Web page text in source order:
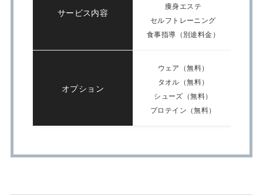
サービス内容
痩身エステ
セルフトレーニング
食事指導（別途料金）
オプション
ウェア（無料）
タオル（無料）
シューズ（無料）
プロテイン（無料）